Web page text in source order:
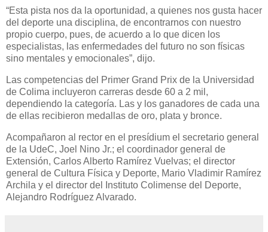
“Esta pista nos da la oportunidad, a quienes nos gusta hacer
del deporte una disciplina, de encontrarnos con nuestro
propio cuerpo, pues, de acuerdo a lo que dicen los
especialistas, las enfermedades del futuro no son físicas
sino mentales y emocionales”, dijo.
Las competencias del Primer Grand Prix de la Universidad
de Colima incluyeron carreras desde 60 a 2 mil,
dependiendo la categoría. Las y los ganadores de cada una
de ellas recibieron medallas de oro, plata y bronce.
Acompañaron al rector en el presídium el secretario general
de la UdeC, Joel Nino Jr.; el coordinador general de
Extensión, Carlos Alberto Ramírez Vuelvas; el director
general de Cultura Física y Deporte, Mario Vladimir Ramírez
Archila y el director del Instituto Colimense del Deporte,
Alejandro Rodríguez Alvarado.